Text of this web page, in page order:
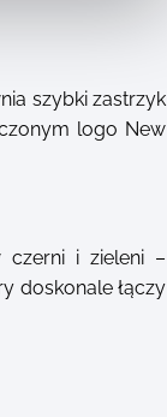
szybki zastrzyk
logo New
czerni i zieleni –
doskonale łączy